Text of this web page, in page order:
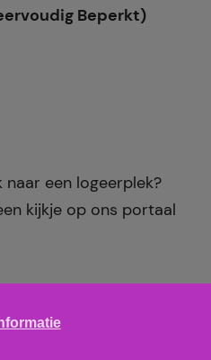
Beperkt)
naar een logeerplek?
kijkje op ons portaal
verklaring